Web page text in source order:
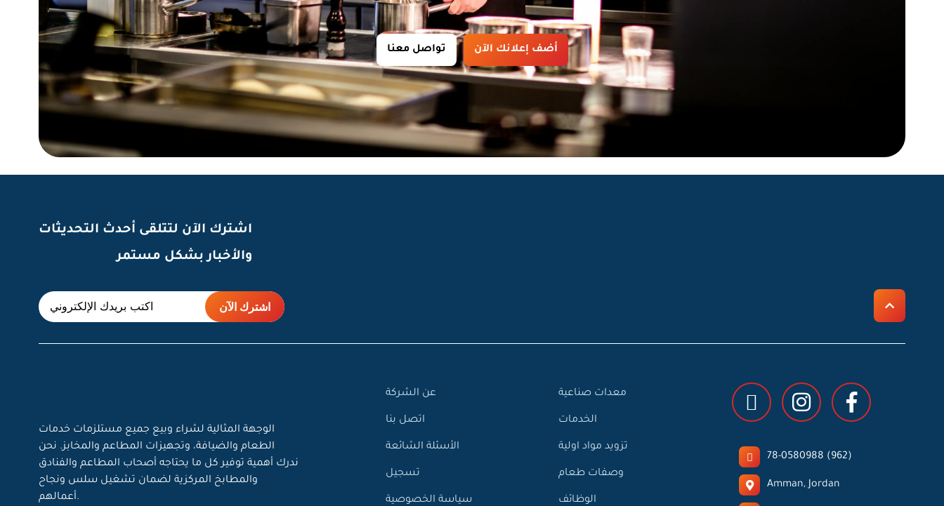
تواصل معنا أضف إعلانك الآن
اشترك الآن لتتلقى أحدث التحديثات
والأخبار بشكل مستمر
الوجهة المثالية لشراء وبيع جميع مستلزمات خدمات
الطعام والضيافة، وتجهيزات المطاعم والمخابز. نحن
ندرك أهمية توفير كل ما يحتاجه أصحاب المطاعم والفنادق
والمطابخ المركزية لضمان تشغيل سلس ونجاح
أعمالهم.
عن الشركة
اتصل بنا
الأسئلة الشائعة
تسجيل
سياسة الخصوصية
معدات صناعية
الخدمات
تزويد مواد اولية
وصفات طعام
الوظائف
78-0580988 (962)
Amman, Jordan